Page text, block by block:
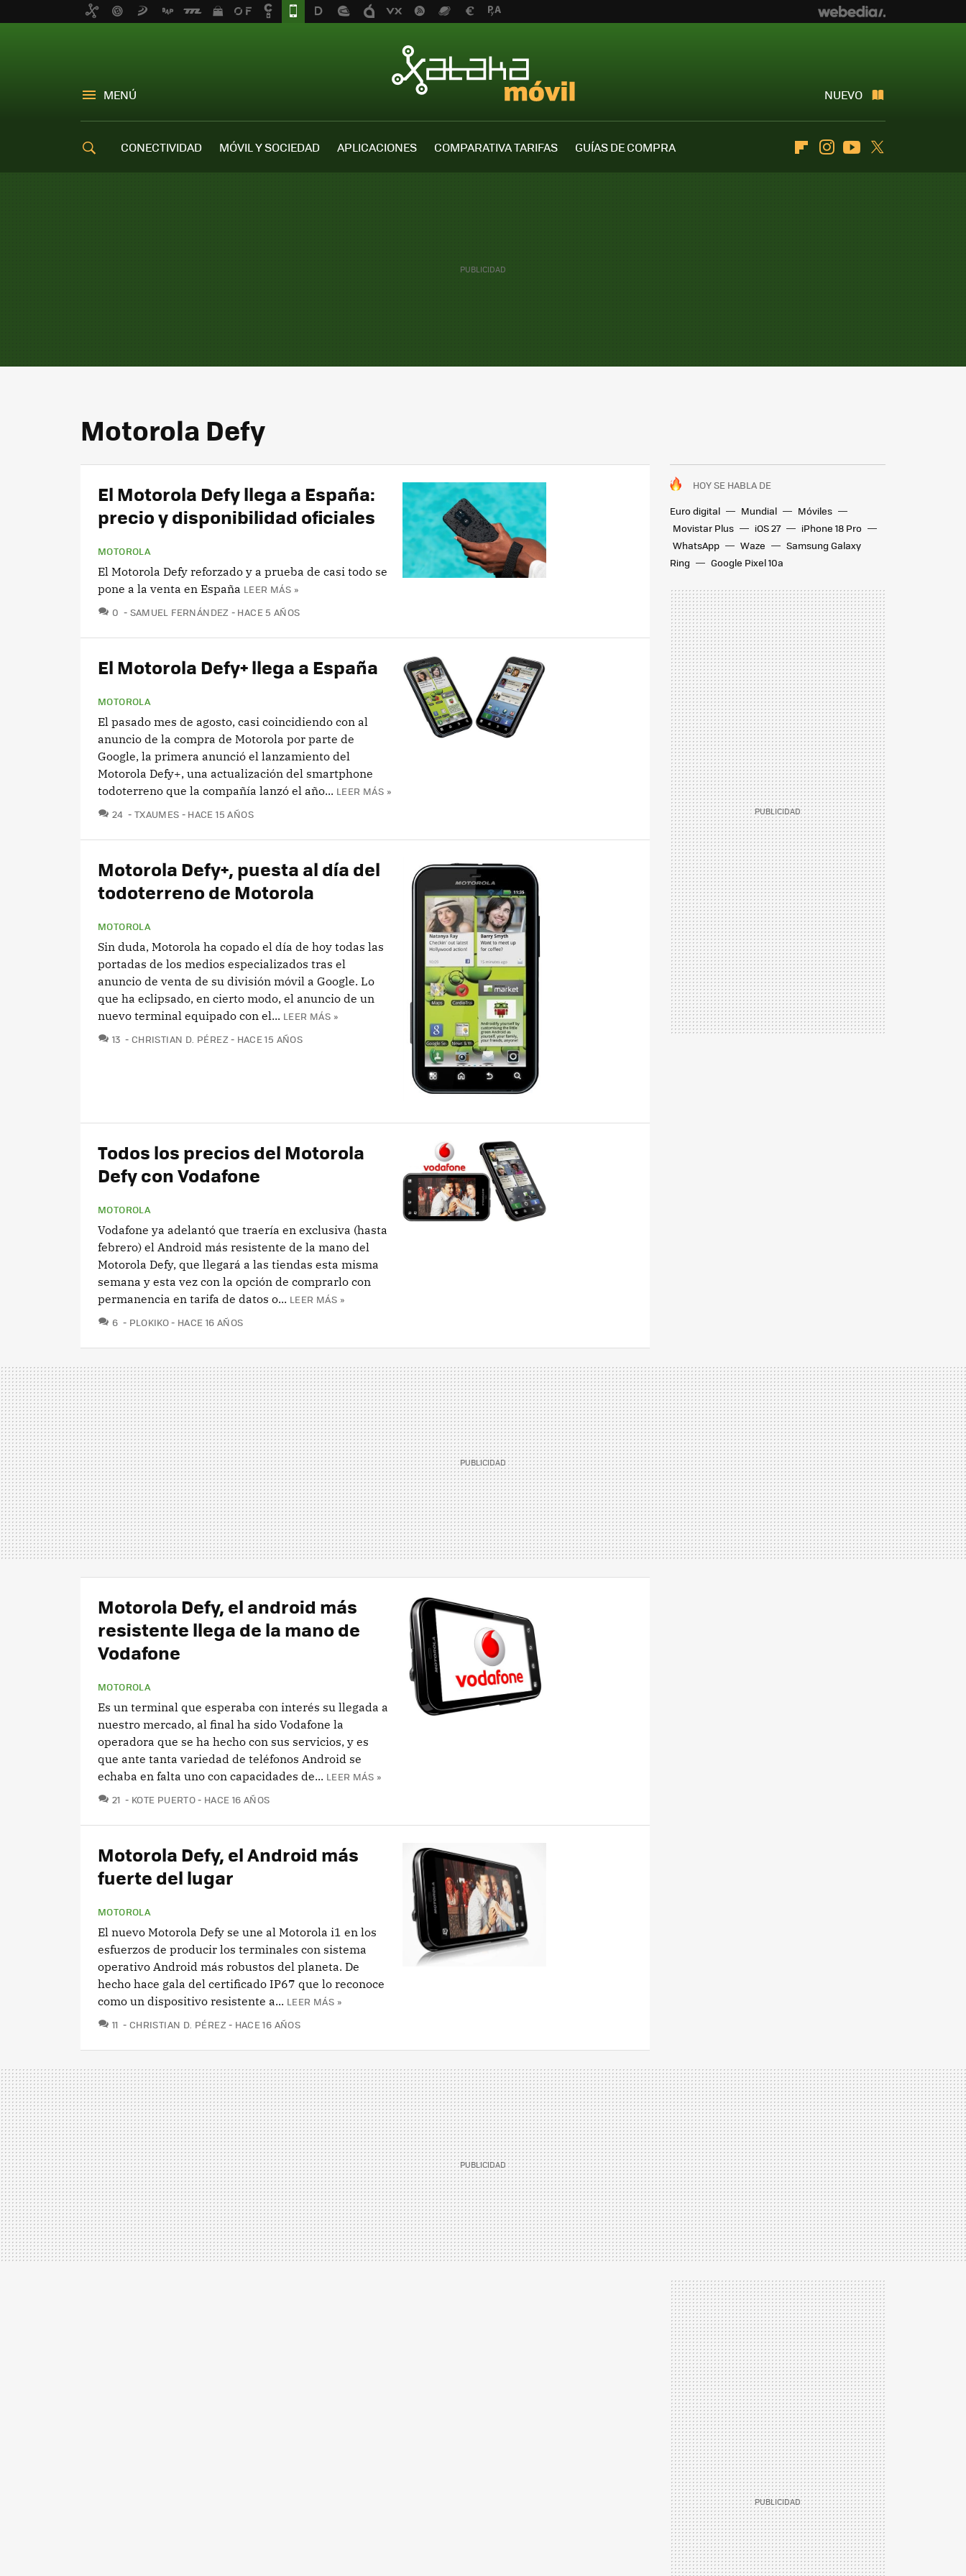
MENÚ NUEVO
CONECTIVIDAD MÓVIL Y SOCIEDAD APLICACIONES COMPARATIVA TARIFAS
GUÍAS DE COMPRA
FlipboardInstagramYoutube
Motorola Defy
HOY SE HABLA DE
Euro digital
Mundial
Móviles
Movistar Plus
iOS 27
iPhone 18 Pro
WhatsApp
Waze
Samsung Galaxy
Ring
Google Pixel 10a
El Motorola Defy llega a España:
precio y disponibilidad oficiales
MOTOROLA
El Motorola Defy reforzado y a prueba de casi todo se
pone a la venta en España LEER MÁS »
0 COMENTARIOS
SAMUEL FERNÁNDEZ HACE 5 AÑOS
El Motorola Defy+ llega a España
MOTOROLA
El pasado mes de agosto, casi coincidiendo con al
anuncio de la compra de Motorola por parte de
Google, la primera anunció el lanzamiento del
Motorola Defy+, una actualización del smartphone
todoterreno que la compañía lanzó el año... LEER MÁS »
24 COMENTARIOS
TXAUMES HACE 15 AÑOS
Motorola Defy+, puesta al día del
todoterreno de Motorola
MOTOROLA
Sin duda, Motorola ha copado el día de hoy todas las
portadas de los medios especializados tras el
anuncio de venta de su división móvil a Google. Lo
que ha eclipsado, en cierto modo, el anuncio de un
nuevo terminal equipado con el... LEER MÁS »
13 COMENTARIOS
CHRISTIAN D. PÉREZ HACE 15 AÑOS
Todos los precios del Motorola
Defy con Vodafone
MOTOROLA
Vodafone ya adelantó que traería en exclusiva (hasta
febrero) el Android más resistente de la mano del
Motorola Defy, que llegará a las tiendas esta misma
semana y esta vez con la opción de comprarlo con
permanencia en tarifa de datos o... LEER MÁS »
6 COMENTARIOS
PLOKIKO HACE 16 AÑOS
Motorola Defy, el android más
resistente llega de la mano de
Vodafone
MOTOROLA
Es un terminal que esperaba con interés su llegada a
nuestro mercado, al final ha sido Vodafone la
operadora que se ha hecho con sus servicios, y es
que ante tanta variedad de teléfonos Android se
echaba en falta uno con capacidades de... LEER MÁS »
21 COMENTARIOS
KOTE PUERTO HACE 16 AÑOS
Motorola Defy, el Android más
fuerte del lugar
MOTOROLA
El nuevo Motorola Defy se une al Motorola i1 en los
esfuerzos de producir los terminales con sistema
operativo Android más robustos del planeta. De
hecho hace gala del certificado IP67 que lo reconoce
como un dispositivo resistente a... LEER MÁS »
11 COMENTARIOS
CHRISTIAN D. PÉREZ HACE 16 AÑOS